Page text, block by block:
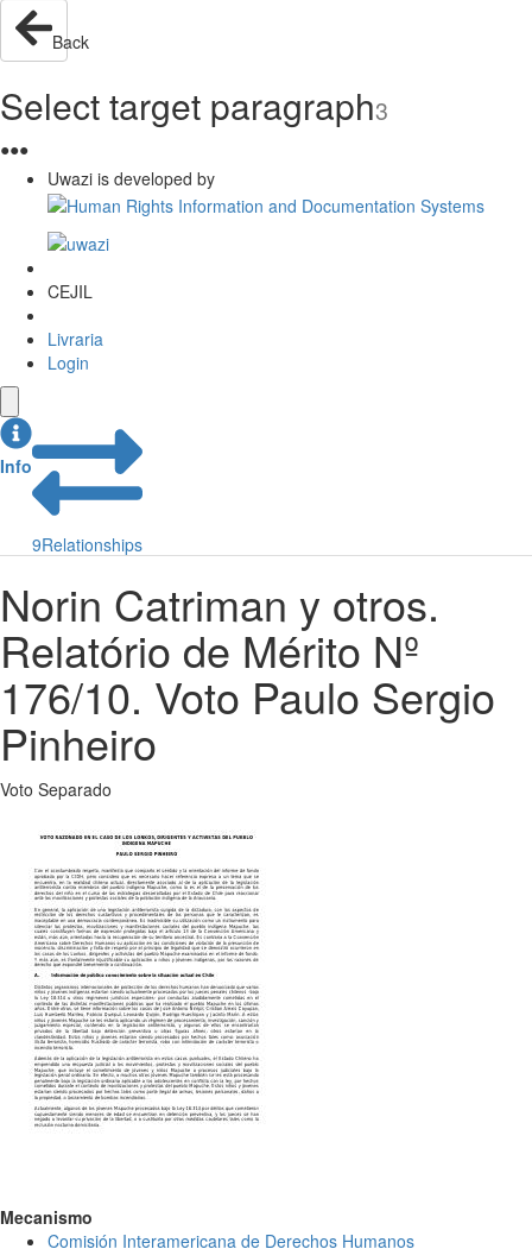
Back
Select target paragraph3
●●●
Uwazi is developed by
CEJIL
Livraria
Login
Info
9Relationships
Norin Catriman y otros.
Relatório de Mérito Nº
176/10. Voto Paulo Sergio
Pinheiro
Voto Separado
Mecanismo
Comisión Interamericana de Derechos Humanos